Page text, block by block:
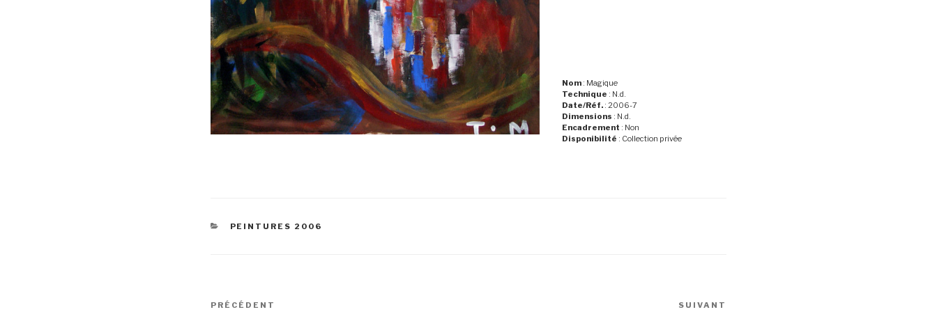
Nom : Magique
Technique : N.d.
Date/Réf. : 2006-7
Dimensions : N.d.
Encadrement : Non
Disponibilité : Collection privée
CATÉGORIES
PEINTURES 2006
Navigation
Article
PRÉCÉDENT SUIVANT